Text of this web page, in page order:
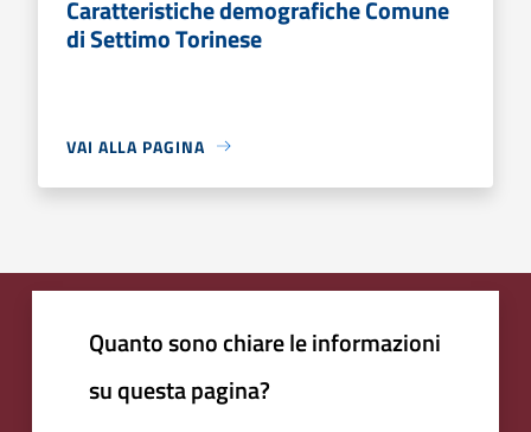
Caratteristiche demografiche Comune
di Settimo Torinese
VAI ALLA PAGINA
Quanto sono chiare le informazioni
su questa pagina?